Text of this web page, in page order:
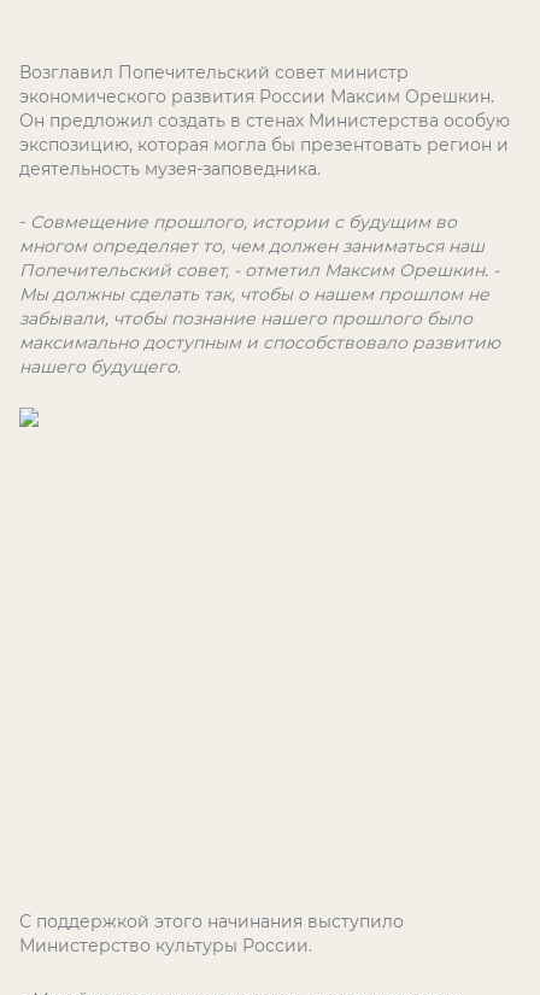
Возглавил Попечительский совет министр
экономического развития России Максим Орешкин.
Он предложил создать в стенах Министерства особую
экспозицию, которая могла бы презентовать регион и
деятельность музея-заповедника.
- Совмещение прошлого, истории с будущим во
многом определяет то, чем должен заниматься наш
Попечительский совет, - отметил Максим Орешкин. -
Мы должны сделать так, чтобы о нашем прошлом не
забывали, чтобы познание нашего прошлого было
максимально доступным и способствовало развитию
нашего будущего.
С поддержкой этого начинания выступило
Министерство культуры России.